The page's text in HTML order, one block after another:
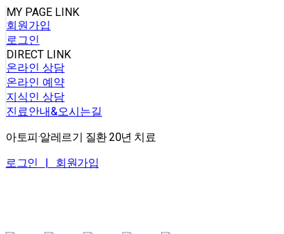
MY PAGE LINK
회원가입
로그인
DIRECT LINK
온라인 상담
온라인 예약
지식인 상담
진료안내&오시는길
아토피·알레르기 질환 20년 치료
로그인 | 회원가입